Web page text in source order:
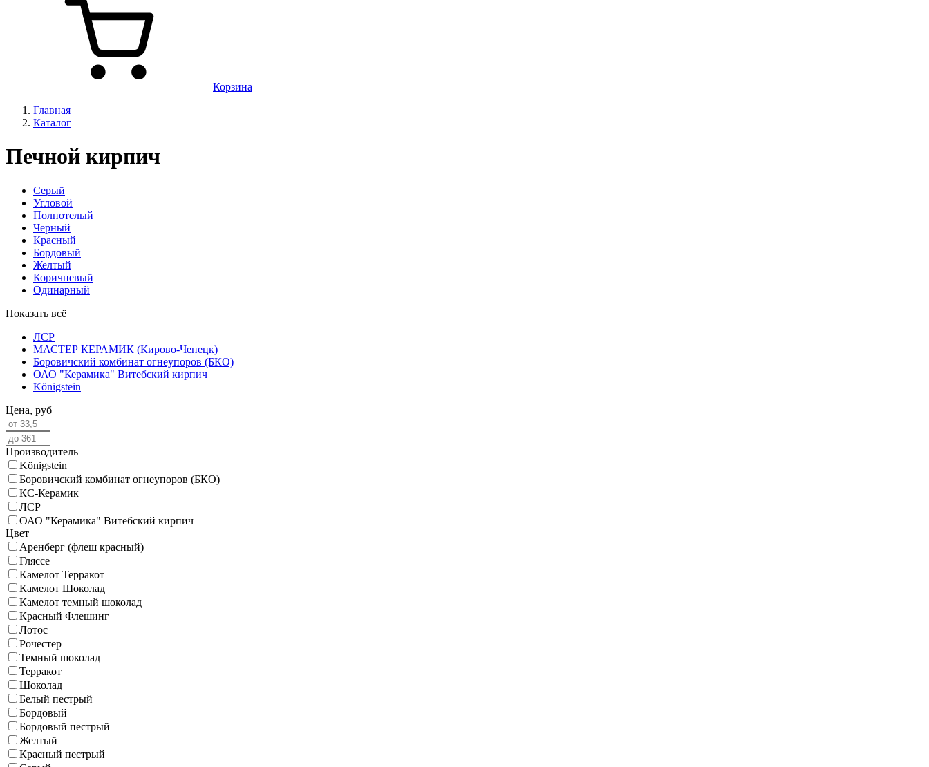
Корзина
Главная
Каталог
Печной кирпич
Серый
Угловой
Полнотелый
Черный
Красный
Бордовый
Желтый
Коричневый
Одинарный
Показать всё
ЛСР
МАСТЕР КЕРАМИК (Кирово-Чепецк)
Боровичский комбинат огнеупоров (БКО)
ОАО "Керамика" Витебский кирпич
Königstein
Цена, руб
Производитель
Königstein
Боровичский комбинат огнеупоров (БКО)
КС-Керамик
ЛСР
ОАО "Керамика" Витебский кирпич
Цвет
Аренберг (флеш красный)
Гляссе
Камелот Терракот
Камелот Шоколад
Камелот темный шоколад
Красный Флешинг
Лотос
Рочестер
Темный шоколад
Терракот
Шоколад
Белый пестрый
Бордовый
Бордовый пестрый
Желтый
Красный пестрый